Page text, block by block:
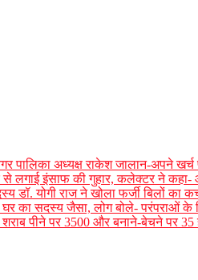
पालिका अध्यक्ष राकेश जालान-अपने
इंसाफ की गुहार, कलेक्टर ने कहा-
डॉ. योगी राज ने खोला फर्जी बिलों का
घर का सदस्य जैसा, लोग बोले- परंपराओं
पीने पर 3500 और बनाने-बेचने पर 35